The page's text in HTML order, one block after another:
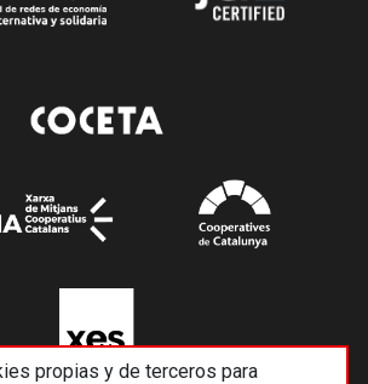
propias y de terceros para